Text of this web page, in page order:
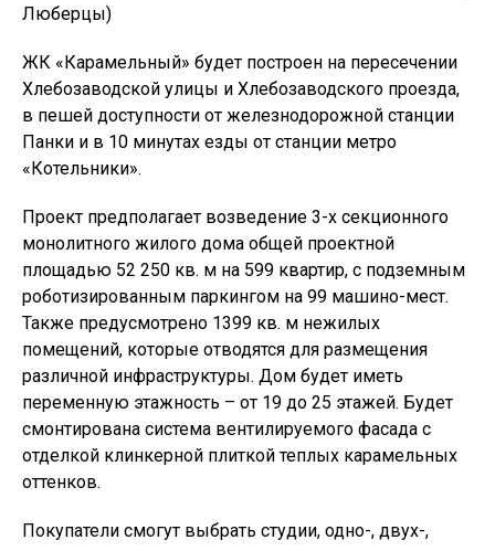
ЖК «Карамельный» будет построен на пересечении
Хлебозаводской улицы и Хлебозаводского проезда,
в пешей доступности от железнодорожной станции
Панки и в 10 минутах езды от станции метро
«Котельники».
Проект предполагает возведение 3-х секционного
монолитного жилого дома общей проектной
площадью 52 250 кв. м на 599 квартир, с подземным
роботизированным паркингом на 99 машино-мест.
Также предусмотрено 1399 кв. м нежилых
помещений, которые отводятся для размещения
различной инфраструктуры. Дом будет иметь
переменную этажность – от 19 до 25 этажей. Будет
смонтирована система вентилируемого фасада с
отделкой клинкерной плиткой теплых карамельных
оттенков.
Покупатели смогут выбрать студии, одно-, двух-,